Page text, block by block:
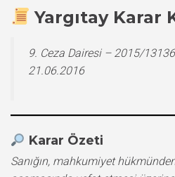
Yargıtay Karar
9. Ceza Dairesi – 2015/
21.06.2016
Karar Özeti
Sanığın, mahkumiyet